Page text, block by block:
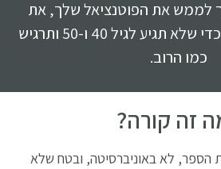
לממש את הפוטנציאל שלך, את
הכישורים והיכולות? כדי שלא תגיע לגיל 40 ו-50 ותרגיש
כמו הרוב.
זה קורה?
הספר, לא באוניברסיטה, ובטח שלא